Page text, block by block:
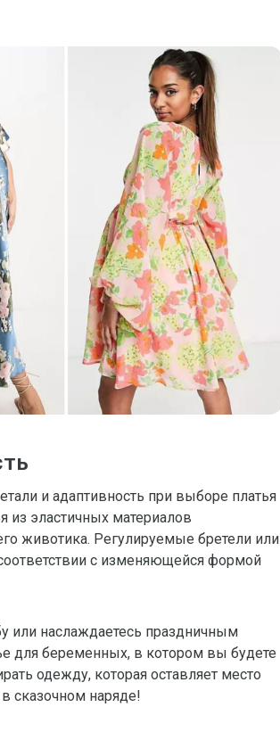
и адаптивность при выборе платья
из эластичных материалов
животика. Регулируемые бретели или
с изменяющейся формой
или наслаждаетесь праздничным
для беременных, в котором вы будете
одежду, которая оставляет место
сказочном наряде!